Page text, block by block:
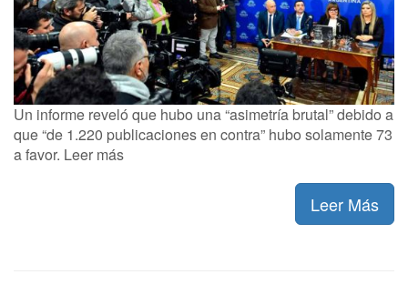
Un informe reveló que hubo una “asimetría brutal” debido a
que “de 1.220 publicaciones en contra” hubo solamente 73
a favor. Leer más
Leer Más